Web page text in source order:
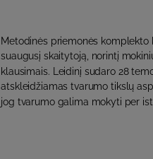
Metodinės priemonės
suaugusį skaitytoją, norintį
klausimais. Leidinį sudaro 28
atskleidžiamas tvarumo tikslų
jog tvarumo galima mokyti per